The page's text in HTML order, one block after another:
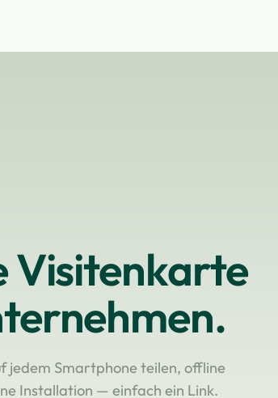
Visitenkarte
jedem Smartphone teilen, offline
Installation — einfach ein Link.